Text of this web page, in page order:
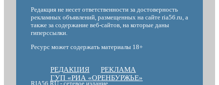
Редакция не несет ответственности за достоверность
рекламных объявлений, размещенных на сайте ria56.ru, а
также за содержание веб-сайтов, на которые даны
гиперссылки.
Ресурс может содержать материалы 18+
РЕДАКЦИЯ
РЕКЛАМА
ГУП «РИА «ОРЕНБУРЖЬЕ»
RIA56.RU - сетевое издание.